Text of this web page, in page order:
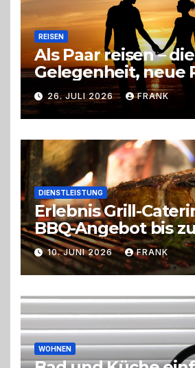
REISEN
Als Paar reisen – die
Gelegenheit, neue
zu entdecken
26. JULI 2026 FRANK
DIENSTLEISTUNG
Erlebnis Grill-
BBQ-Angebot bis
perfekten
Trend zu Outdoor-
Live-Cooking
10. JUNI 2026 FRANK
WOHNEN